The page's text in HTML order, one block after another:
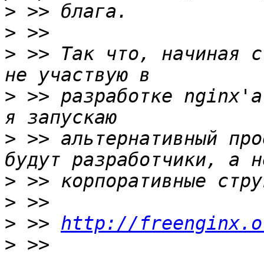
>
>
> >> Так что, начиная
> >> разработке
> >> альтернативный
>
>
> >> http://
>